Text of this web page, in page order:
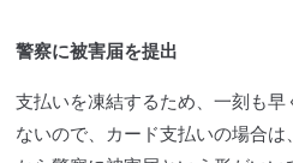
警察に被害届を提出
支払いを凍結するため、一刻も
ないので、カード支払いの場合